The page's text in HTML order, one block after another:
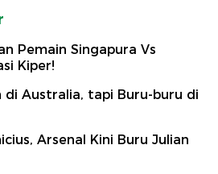
Pemain Singapura Vs
Kiper!
di Australia, tapi Buru-buru di
Arsenal Kini Buru Julian